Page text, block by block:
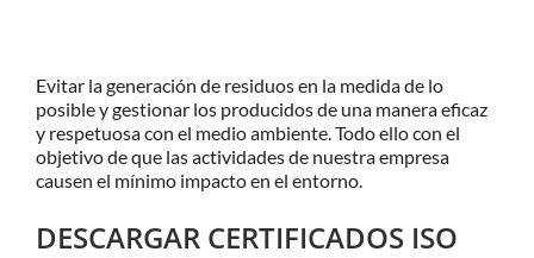
Evitar la generación de residuos en la medida de lo
posible y gestionar los producidos de una manera eficaz
y respetuosa con el medio ambiente. Todo ello con el
objetivo de que las actividades de nuestra empresa
causen el mínimo impacto en el entorno.
DESCARGAR CERTIFICADOS ISO